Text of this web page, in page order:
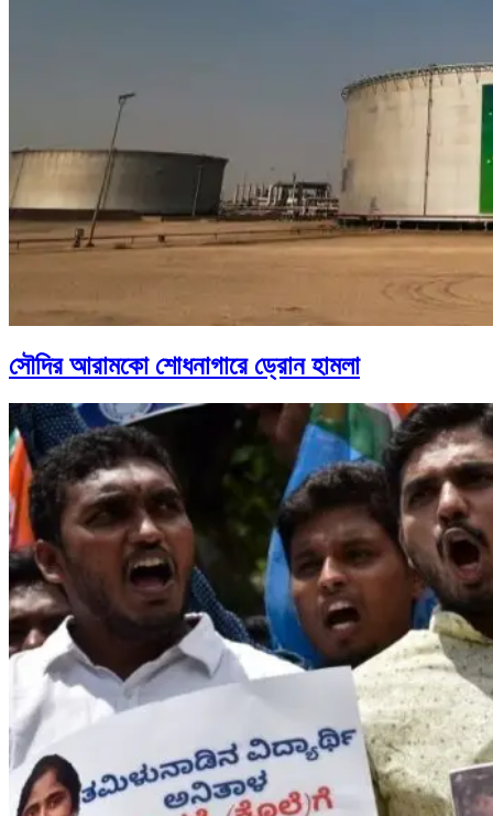
সৌদির আরামকো শোধনাগারে ড্রোন হামলা